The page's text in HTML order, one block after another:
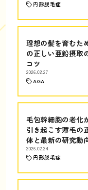
円形脱毛症
理想の髪を育むた
の正しい亜鉛摂取
コツ
2026.02.27
AGA
毛包幹細胞の老化
引き起こす薄毛の
体と最新の研究動
2026.02.24
円形脱毛症